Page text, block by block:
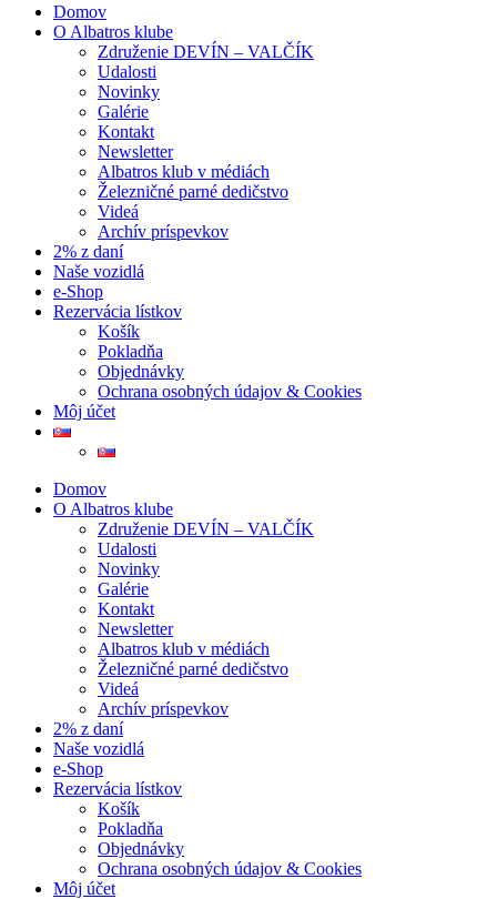
Domov
O Albatros klube
Združenie DEVÍN – VALČÍK
Udalosti
Novinky
Galérie
Kontakt
Newsletter
Albatros klub v médiách
Železničné parné dedičstvo
Videá
Archív príspevkov
2% z daní
Naše vozidlá
e-Shop
Rezervácia lístkov
Košík
Pokladňa
Objednávky
Ochrana osobných údajov & Cookies
Môj účet
Domov
O Albatros klube
Združenie DEVÍN – VALČÍK
Udalosti
Novinky
Galérie
Kontakt
Newsletter
Albatros klub v médiách
Železničné parné dedičstvo
Videá
Archív príspevkov
2% z daní
Naše vozidlá
e-Shop
Rezervácia lístkov
Košík
Pokladňa
Objednávky
Ochrana osobných údajov & Cookies
Môj účet